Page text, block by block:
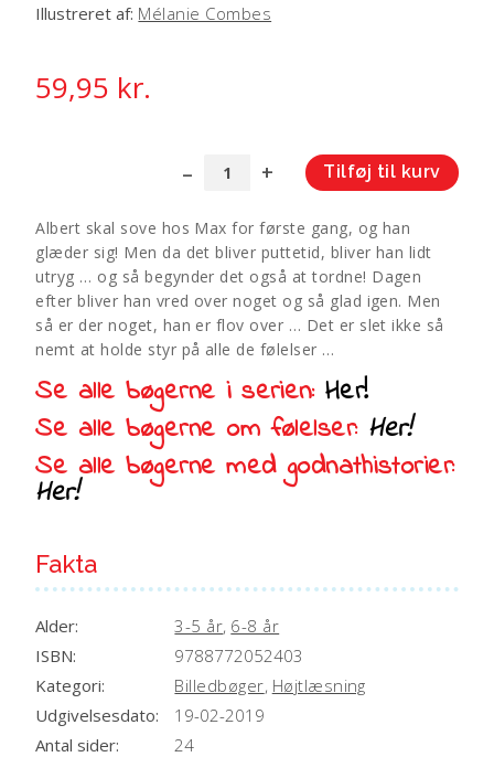
Illustreret af: Mélanie Combes
59,95 kr.
Albert
hans
følelser
antal
Tilføj til kurv
A
Albert skal sove hos Max for første gang, og han
glæder sig! Men da det bliver puttetid, bliver han lidt
utryg … og så begynder det også at tordne! Dagen
efter bliver han vred over noget og så glad igen. Men
så er der noget, han er flov over … Det er slet ikke så
nemt at holde styr på alle de følelser …
Se alle bøgerne i serien: Her!
Se alle bøgerne om følelser: Her!
Se alle bøgerne med godnathistorier:
Her!
Fakta
Alder: 3-5 år, 6-8 år
ISBN:
9788772052403
Kategori:
Billedbøger, Højtlæsning
Udgivelsesdato:
19-02-2019
Antal sider:
24